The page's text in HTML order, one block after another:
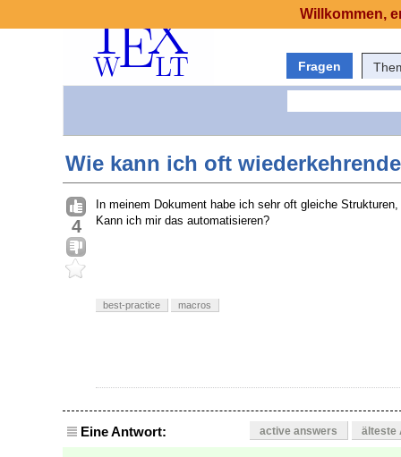
Fragen
Wie kann ich oft
4
In meinem Dokument habe ich sehr oft gleiche
Kann ich mir das automatisieren?
best-practice macros
Eine Antwort: active answers älteste
Willkommen,